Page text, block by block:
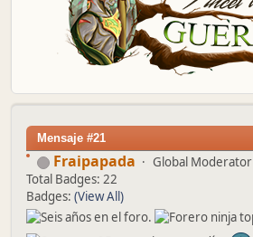
Mensaje #21
Fraipapada
Global Moderator
Total Badges: 22
Badges: (View All)